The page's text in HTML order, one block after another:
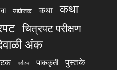
उद्योजक कथा कथा
चित्रपट परीक्षण
अंक
पर्यटन पाककृती पुस्तके